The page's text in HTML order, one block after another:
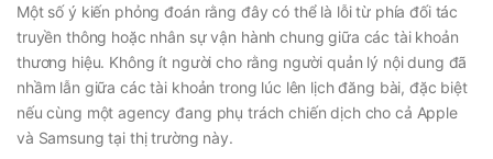
Một số ý kiến phỏng đoán rằng đây có thể là lỗi từ phía đối tác
truyền thông hoặc nhân sự vận hành chung giữa các tài khoản
thương hiệu. Không ít người cho rằng người quản lý nội dung đã
nhầm lẫn giữa các tài khoản trong lúc lên lịch đăng bài, đặc biệt
nếu cùng một agency đang phụ trách chiến dịch cho cả Apple
và Samsung tại thị trường này.